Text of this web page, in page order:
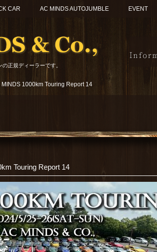
正規ディーラーです。
CAR AC MINDS AUTOJUMBLE EVENT
1000km Touring Report 14
Touring Report 14